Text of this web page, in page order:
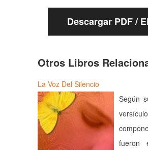
Descargar PDF /
Otros Libros
La Voz Del Silencio
Según
fueron